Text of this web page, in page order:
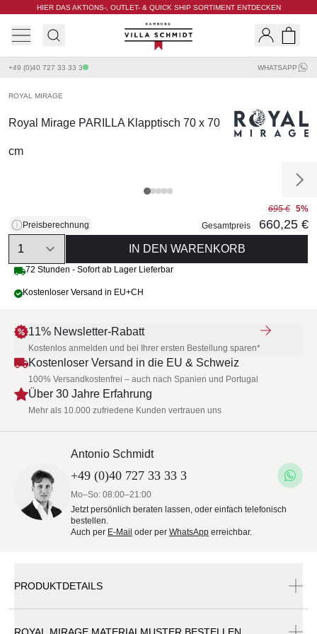
HIER DAS AKTIONS-, OUTLET- & QUICK SHIP SORTIMENT ENTDECKEN
Villa Schmidt
+49 (0)40 727 33 33 3 WHATSAPP
ROYAL MIRAGE
Royal Mirage PARILLA Klapptisch 70 x 70
cm
Preisberechnung
695 € 5%
Gesamtpreis
660,25 €
Quantity
IN DEN WARENKORB
72 Stunden - Sofort ab Lager Lieferbar
Kostenloser Versand in EU+CH
11% Newsletter-Rabatt
Kostenlos anmelden und bei Ihrer ersten Bestellung sparen*
Kostenloser Versand in die EU & Schweiz
100% Versandkostenfrei – auch nach Spanien und Portugal
Über 30 Jahre Erfahrung
Mehr als 10.000 zufriedene Kunden vertrauen uns
Antonio Schmidt
+49 (0)40 727 33 33 3
Mo–So: 08:00–21:00
Jetzt persönlich beraten lassen, oder einfach telefonisch
bestellen.
Auch per E-Mail oder per WhatsApp erreichbar.
PRODUKTDETAILS
ROYAL MIRAGE MATERIALMUSTER BESTELLEN